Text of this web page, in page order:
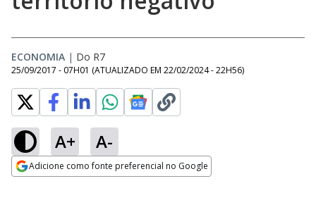
ECONOMIA | Do R7
25/09/2017 - 07H01 (ATUALIZADO EM 22/02/2024 - 22H56)
A+ A-
Adicione como fonte preferencial no Google